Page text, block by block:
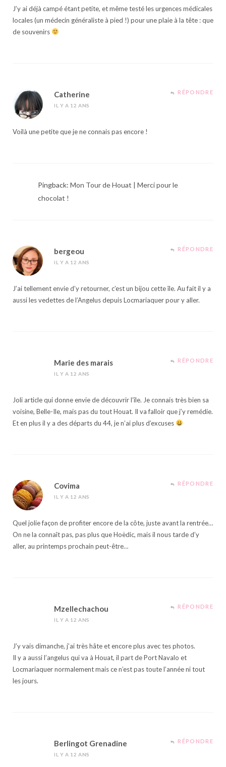
J’y ai déjà campé étant petite, et même testé les urgences médicales
locales (un médecin généraliste à pied !) pour une plaie à la tête : que
de souvenirs
Catherine
IL Y A 12 ANS
RÉPONDRE
Voilà une petite que je ne connais pas encore !
Pingback: Mon Tour de Houat | Merci pour le
chocolat !
bergeou
IL Y A 12 ANS
RÉPONDRE
J’ai tellement envie d’y retourner, c’est un bijou cette île. Au fait il y a
aussi les vedettes de l’Angelus depuis Locmariaquer pour y aller.
Marie des marais
IL Y A 12 ANS
RÉPONDRE
Joli article qui donne envie de découvrir l’île. Je connais très bien sa
voisine, Belle-Ile, mais pas du tout Houat. Il va falloir que j’y remédie.
Et en plus il y a des départs du 44, je n’ai plus d’excuses
Covima
IL Y A 12 ANS
RÉPONDRE
Quel jolie façon de profiter encore de la côte, juste avant la rentrée…
On ne la connaît pas, pas plus que Hoëdic, mais il nous tarde d’y
aller, au printemps prochain peut-être…
Mzellechachou
IL Y A 12 ANS
RÉPONDRE
J’y vais dimanche, j’ai très hâte et encore plus avec tes photos.
Il y a aussi l’angelus qui va à Houat, il part de Port Navalo et
Locmariaquer normalement mais ce n’est pas toute l’année ni tout
les jours.
Berlingot Grenadine
IL Y A 12 ANS
RÉPONDRE